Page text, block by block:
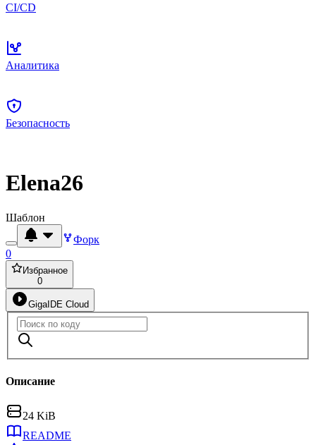
CI/CD
Аналитика
Безопасность
Elena26
Шаблон
Форк
0
Избранное
0
GigaIDE Cloud
Описание
24 KiB
README